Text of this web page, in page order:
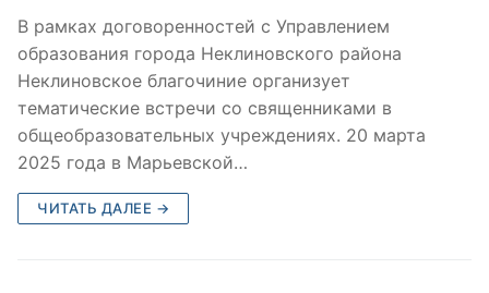
В рамках договоренностей с Управлением
образования города Неклиновского района
Неклиновское благочиние организует
тематические встречи со священниками в
общеобразовательных учреждениях. 20 марта
2025 года в Марьевской…
ЧИТАТЬ ДАЛЕЕ →